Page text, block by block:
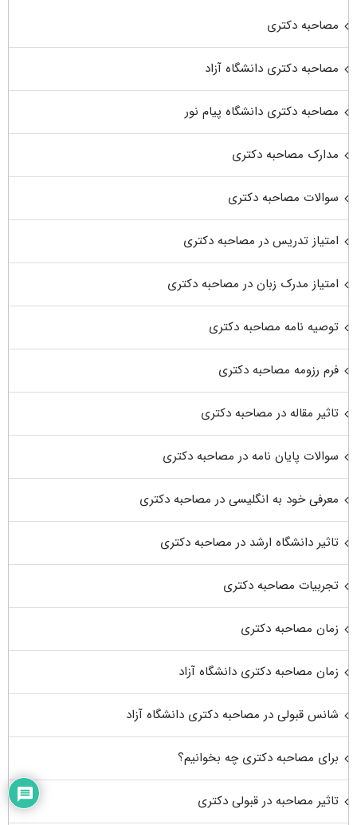
مصاحبه دکتری
مصاحبه دکتری دانشگاه آزاد
مصاحبه دکتری دانشگاه پیام نور
مدارک مصاحبه دکتری
سوالات مصاحبه دکتری
امتیاز تدریس در مصاحبه دکتری
امتیاز مدرک زبان در مصاحبه دکتری
توصیه نامه مصاحبه دکتری
فرم رزومه مصاحبه دکتری
تاثیر مقاله در مصاحبه دکتری
سوالات پایان نامه در مصاحبه دکتری
معرفی خود به انگلیسی در مصاحبه دکتری
تاثیر دانشگاه ارشد در مصاحبه دکتری
تجربیات مصاحبه دکتری
زمان مصاحبه دکتری
زمان مصاحبه دکتری دانشگاه آزاد
شانس قبولی در مصاحبه دکتری دانشگاه آزاد
برای مصاحبه دکتری چه بخوانیم؟
تاثیر مصاحبه در قبولی دکتری